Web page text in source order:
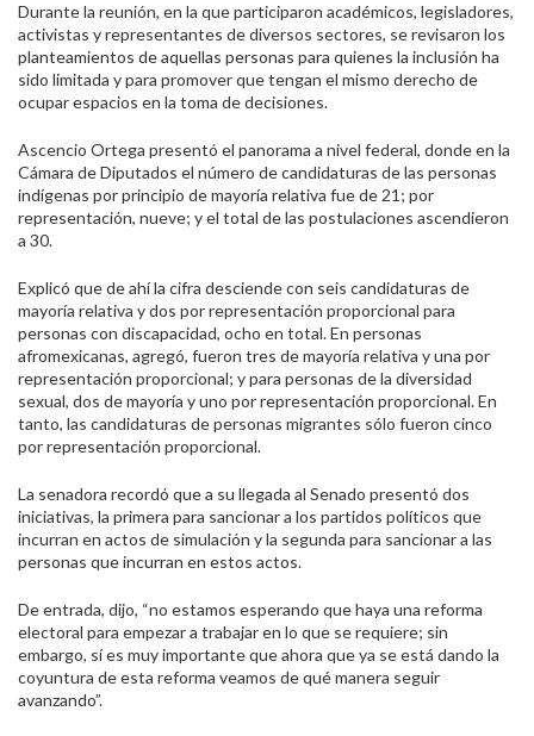
Durante la reunión, en la que participaron académicos, legisladores,
activistas y representantes de diversos sectores, se revisaron los
planteamientos de aquellas personas para quienes la inclusión ha
sido limitada y para promover que tengan el mismo derecho de
ocupar espacios en la toma de decisiones.
Ascencio Ortega presentó el panorama a nivel federal, donde en la
Cámara de Diputados el número de candidaturas de las personas
indígenas por principio de mayoría relativa fue de 21; por
representación, nueve; y el total de las postulaciones ascendieron
a 30.
Explicó que de ahí la cifra desciende con seis candidaturas de
mayoría relativa y dos por representación proporcional para
personas con discapacidad, ocho en total. En personas
afromexicanas, agregó, fueron tres de mayoría relativa y una por
representación proporcional; y para personas de la diversidad
sexual, dos de mayoría y uno por representación proporcional. En
tanto, las candidaturas de personas migrantes sólo fueron cinco
por representación proporcional.
La senadora recordó que a su llegada al Senado presentó dos
iniciativas, la primera para sancionar a los partidos políticos que
incurran en actos de simulación y la segunda para sancionar a las
personas que incurran en estos actos.
De entrada, dijo, “no estamos esperando que haya una reforma
electoral para empezar a trabajar en lo que se requiere; sin
embargo, sí es muy importante que ahora que ya se está dando la
coyuntura de esta reforma veamos de qué manera seguir
avanzando”.